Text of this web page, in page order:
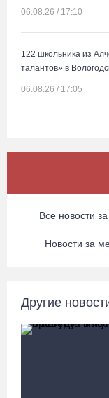
06.08.26 / 17:10
122 школьника из
талантов» в
06.08.26 / 17:05
Вологжане смогут
Все новости
Новости за
Другие